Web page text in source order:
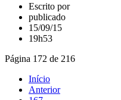
Escrito por
publicado
15/09/15
19h53
Página 172 de 216
Início
Anterior